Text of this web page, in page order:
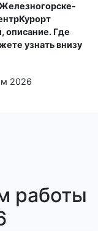
описание. Где
узнать внизу
работы